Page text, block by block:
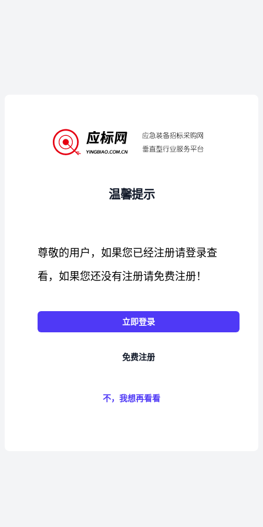
温馨提示
尊敬的用户，如果您已经注册请登录查
看，如果您还没有注册请免费注册！
立即登录
免费注册
不，我想再看看